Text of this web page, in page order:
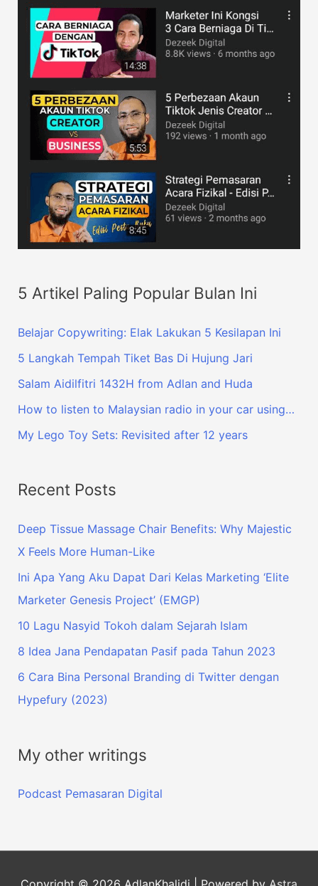
5 Artikel Paling Popular Bulan Ini
Belajar Copywriting: Elak Lakukan 5 Kesilapan Ini
5 Langkah Tempah Tiket Bas Di Hujung Jari
Salam Aidilfitri 1432H from Adlan and Huda
How to listen to Malaysian radio in your car using…
My Lego Toy Sets: Revisited after 12 years
Recent Posts
Deep Tissue Massage Chair Benefits: Why Majestic
X Feels More Human-Like
Ini Apa Yang Aku Dapat Dari Kelas Marketing ‘Elite
Marketer Genesis Project’ (EMGP)
10 Lagu Nasyid Tokoh dalam Sejarah Islam
8 Idea Jana Pendapatan Pasif pada Tahun 2023
6 Cara Bina Personal Branding di Twitter dengan
Hypefury (2023)
My other writings
Podcast Pemasaran Digital